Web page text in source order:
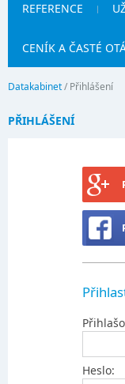
REFERENCE
CENÍK A ČASTÉ
Datakabinet/ Přihlášení
PŘIHLÁŠENÍ
Heslo: